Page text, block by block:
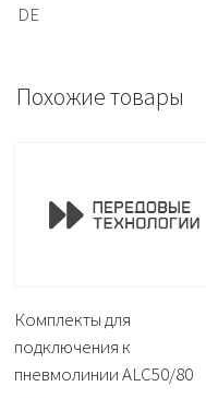
DE
Похожие товары
Комплекты для
подключения к
пневмолинии ALC50/80